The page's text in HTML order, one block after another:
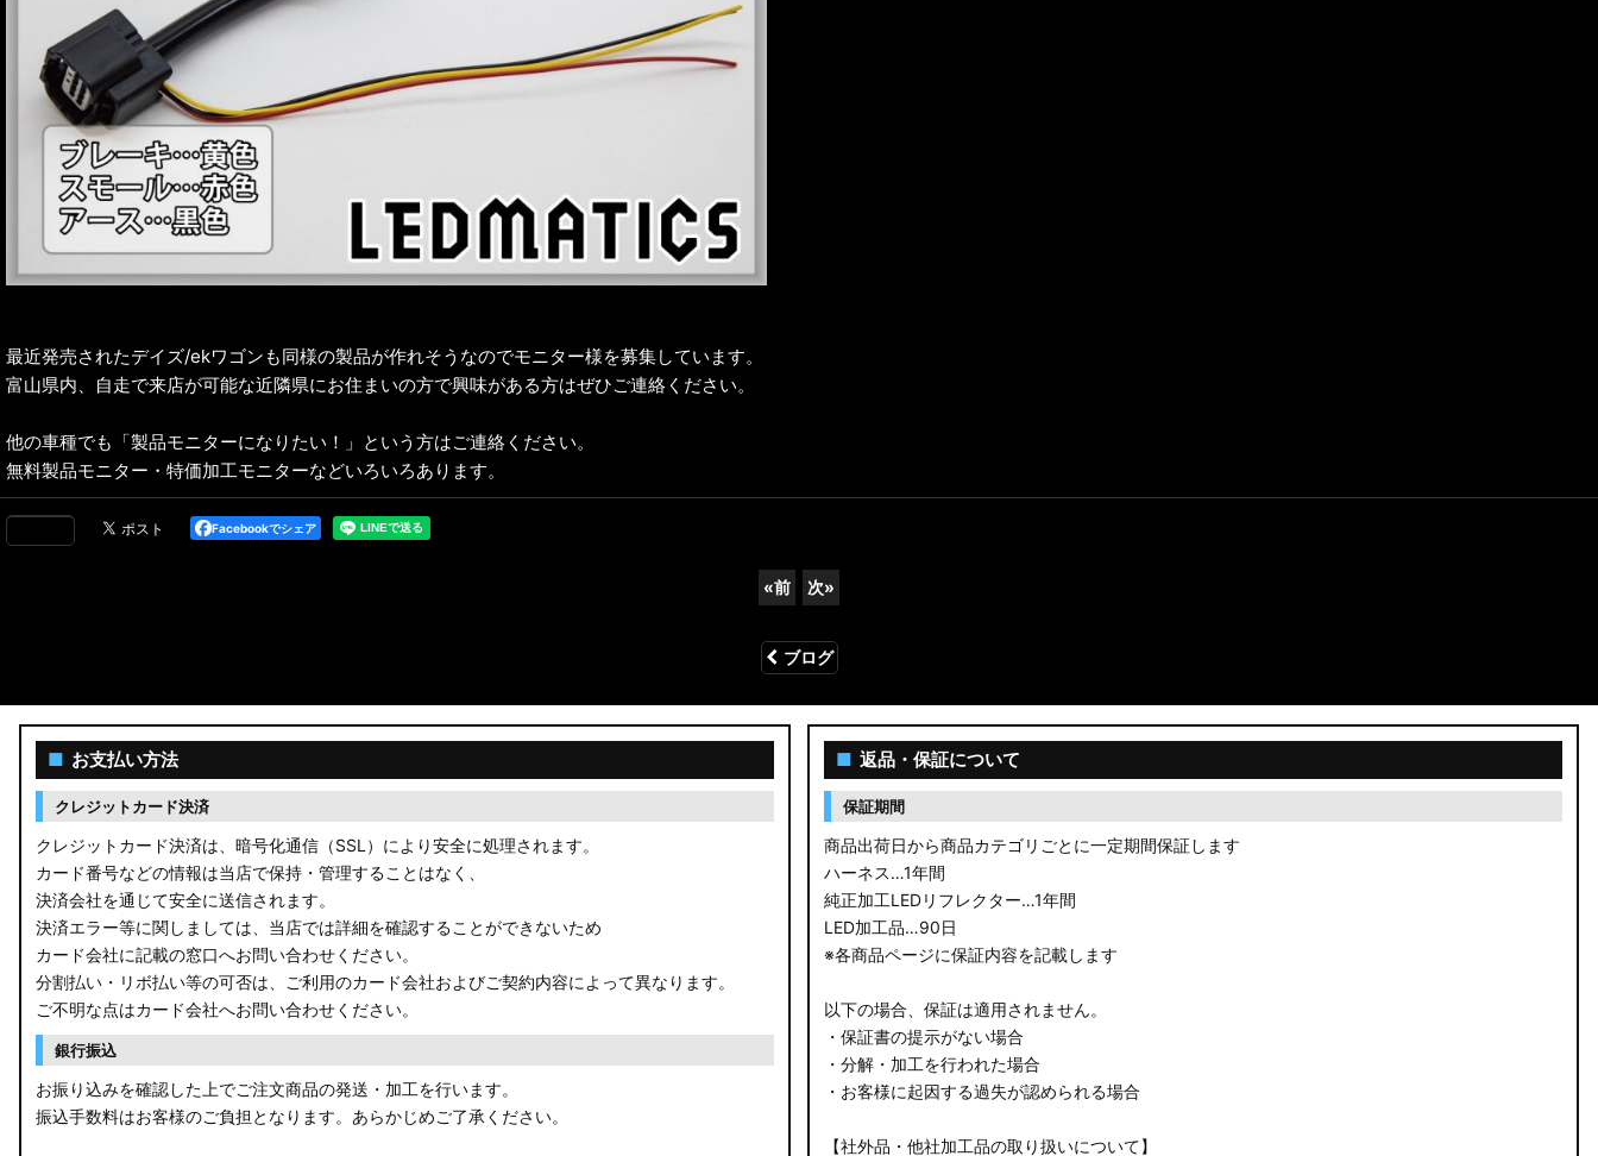
最近発売されたデイズ/ekワゴンも同様の製品が作れそうなのでモニター様を募集しています。
富山県内、自走で来店が可能な近隣県にお住まいの方で興味がある方はぜひご連絡ください。
他の車種でも「製品モニターになりたい！」という方はご連絡ください。
無料製品モニター・特価加工モニターなどいろいろあります。
Facebookでシェア
«前 次»
ブログ
■ お支払い方法
クレジットカード決済
クレジットカード決済は、暗号化通信（SSL）により安全に処理されます。
カード番号などの情報は当店で保持・管理することはなく、
決済会社を通じて安全に送信されます。
決済エラー等に関しましては、当店では詳細を確認することができないため
カード会社に記載の窓口へお問い合わせください。
分割払い・リボ払い等の可否は、ご利用のカード会社およびご契約内容によって異なります。
ご不明な点はカード会社へお問い合わせください。
銀行振込
お振り込みを確認した上でご注文商品の発送・加工を行います。
振込手数料はお客様のご負担となります。あらかじめご了承ください。
■ 返品・保証について
保証期間
商品出荷日から商品カテゴリごとに一定期間保証します
ハーネス…1年間
純正加工LEDリフレクター…1年間
LED加工品…90日
※各商品ページに保証内容を記載します
以下の場合、保証は適用されません。
・保証書の提示がない場合
・分解・加工を行われた場合
・お客様に起因する過失が認められる場合
【社外品・他社加工品の取り扱いについて】